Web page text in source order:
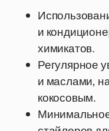
и
химикатов.
Регулярное
и маслами,
кокосовым.